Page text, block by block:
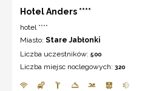
Hotel Anders ****
hotel ****
Miasto: Stare Jabłonki
Liczba uczestników: 500
Liczba miejsc noclegowych: 320